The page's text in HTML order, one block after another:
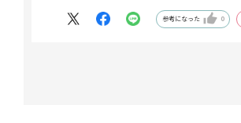
参考になった 0